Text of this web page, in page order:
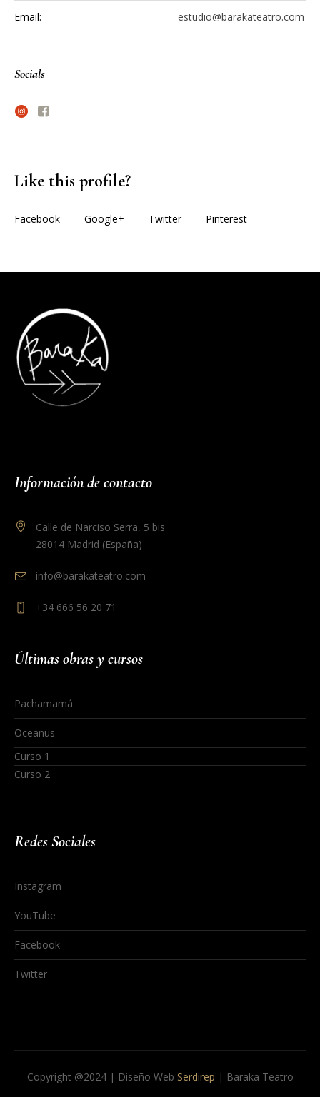
Email: estudio@barakateatro.com
Socials
Like this profile?
Facebook Google+ Twitter Pinterest
Información de contacto
Calle de Narciso Serra, 5 bis
28014 Madrid (España)
info@barakateatro.com
+34 666 56 20 71
Últimas obras y cursos
Pachamamá
Oceanus
Curso 1
Curso 2
Redes Sociales
Instagram
YouTube
Facebook
Twitter
Copyright @2024 | Diseño Web Serdirep | Baraka Teatro